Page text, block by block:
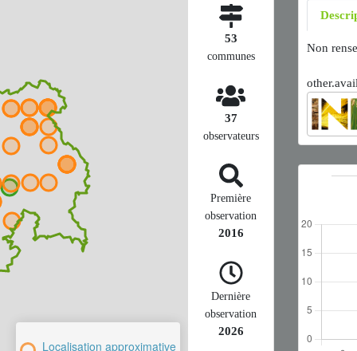
Localisation approximative
53
communes
37
observateurs
Première
observation
2016
Dernière
observation
2026
Non